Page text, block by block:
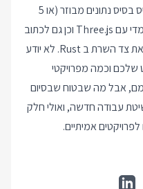
Services גם אם זה Overkill, להכניס בסיס נתונים מבוזר (או 5
בסיסי נתונים), לעצב דף בית תלת מימדי עם Three.js וכן גם לכתוב
את ה Front End בלי אף פריימוורק ואת צד השרת ב Rust. לא יודע
שלכם וכמה מפרויקטי
אבל מה שבטוח שבסיום
עבודה חדשה, ואולי חלק
אמיתיים.